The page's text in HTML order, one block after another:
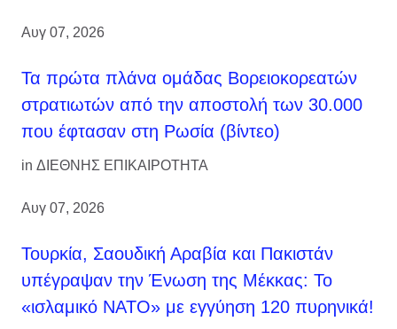
Αυγ 07, 2026
Τα πρώτα πλάνα ομάδας Βορειοκορεατών
στρατιωτών από την αποστολή των 30.000
που έφτασαν στη Ρωσία (βίντεο)
in ΔΙΕΘΝΗΣ ΕΠΙΚΑΙΡΟΤΗΤΑ
Αυγ 07, 2026
Τουρκία, Σαουδική Αραβία και Πακιστάν
υπέγραψαν την Ένωση της Μέκκας: Το
«ισλαμικό ΝΑΤΟ» με εγγύηση 120 πυρηνικά!